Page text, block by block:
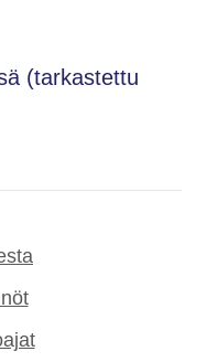
(tarkastettu